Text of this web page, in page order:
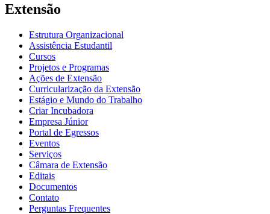
Extensão
Estrutura Organizacional
Assistência Estudantil
Cursos
Projetos e Programas
Ações de Extensão
Curricularização da Extensão
Estágio e Mundo do Trabalho
Criar Incubadora
Empresa Júnior
Portal de Egressos
Eventos
Serviços
Câmara de Extensão
Editais
Documentos
Contato
Perguntas Frequentes